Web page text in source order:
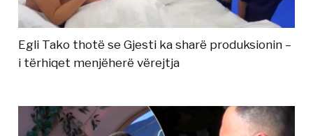
Egli Tako thotë se Gjesti ka sharë produksionin –
i tërhiqet menjëherë vërejtja